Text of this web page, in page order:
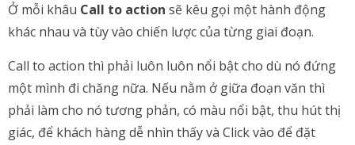
Ở mỗi khâu Call to action sẽ kêu gọi một hành động
khác nhau và tùy vào chiến lược của từng giai đoạn.
Call to action thì phải luôn luôn nổi bật cho dù nó đứng
một mình đi chăng nữa. Nếu nằm ở giữa đoạn văn thì
phải làm cho nó tương phản, có màu nổi bật, thu hút thị
giác, để khách hàng dễ nhìn thấy và Click vào để đặt